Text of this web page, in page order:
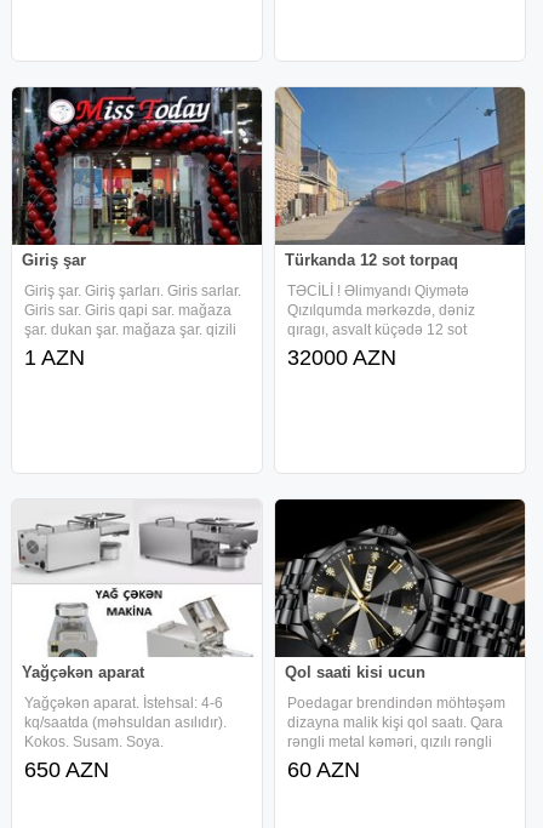
Giriş şar
Giriş şar. Giriş şarları. Giris sarlar.
Giris sar. Giris qapi sar. mağaza
şar. dukan şar. mağaza şar. qizili
direk. acilis direk. helium şar.
helium war. achilish direk.giris
1 AZN
Türkanda 12 sot torpaq
TƏCİLİ ! Əlimyandı Qiymətə
Qızılqumda mərkəzdə, dəniz
qıragı, asvalt küçədə 12 sot
hasarın içərisində torpaq sahəsi
satılır.Bütün kamunallar var.Sənəd
32000 AZN
Yağçəkən aparat
Yağçəkən aparat. İstehsal: 4-6
kq/saatda (məhsuldan asılıdır).
Kokos. Susam. Soya.
Macadamiya fındığı. Qoz.
Günəbaxan. Kətan. Qara cirə.
650 AZN
Qol saati kisi ucun
Poedagar brendindən möhtəşəm
dizayna malik kişi qol saatı. Qara
rəngli metal kəməri, qızılı rəngli
detalları və siferblatındakı zərif
daşları ilə həm gündəlik, həm də
60 AZN